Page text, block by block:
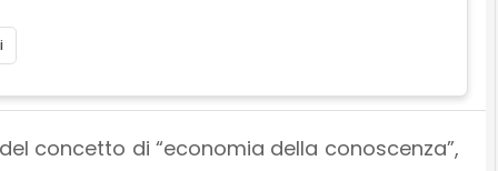
concetto di “economia della conoscenza”,